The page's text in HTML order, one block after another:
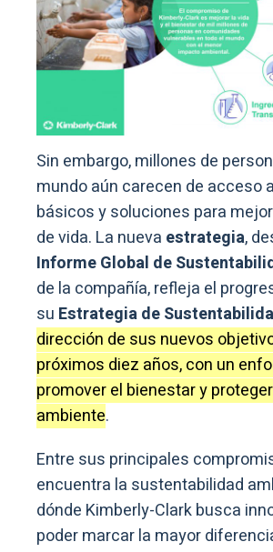
Sin embargo, millones de
mundo aún carecen de acceso
básicos y soluciones para
de vida. La nueva estrategia,
Informe Global de
de la compañía, refleja el
su Estrategia de
dirección de sus nuevos
próximos diez años, con un
promover el bienestar y
ambiente.
Entre sus principales
encuentra la sustentabilidad
dónde Kimberly-Clark busca
poder marcar la mayor